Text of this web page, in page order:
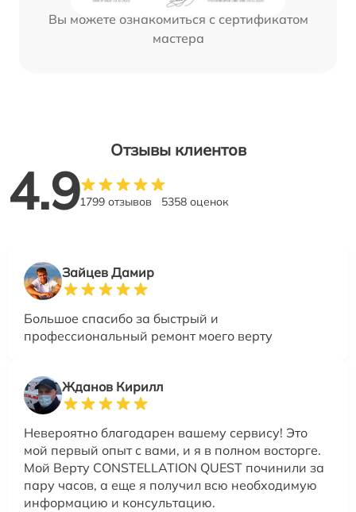
Вы можете ознакомиться с сертификатом
мастера
Отзывы клиентов
4.91799 отзывов 5358 оценок
Зайцев Дамир
Большое спасибо за быстрый и
профессиональный ремонт моего верту
Жданов Кирилл
Невероятно благодарен вашему сервису! Это
мой первый опыт с вами, и я в полном восторге.
Мой Верту CONSTELLATION QUEST починили за
пару часов, а еще я получил всю необходимую
информацию и консультацию.